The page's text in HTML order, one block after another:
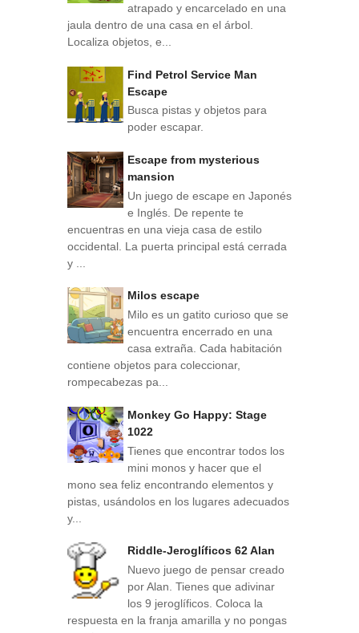
atrapado y encarcelado en una
jaula dentro de una casa en el árbol.
Localiza objetos, e...
Find Petrol Service Man
Escape
Busca pistas y objetos para
poder escapar.
Escape from mysterious
mansion
Un juego de escape en Japonés
e Inglés. De repente te
encuentras en una vieja casa de estilo
occidental. La puerta principal está cerrada
y ...
Milos escape
Milo es un gatito curioso que se
encuentra encerrado en una
casa extraña. Cada habitación
contiene objetos para coleccionar,
rompecabezas pa...
Monkey Go Happy: Stage
1022
Tienes que encontrar todos los
mini monos y hacer que el
mono sea feliz encontrando elementos y
pistas, usándolos en los lugares adecuados
y...
Riddle-Jeroglíficos 62 Alan
Nuevo juego de pensar creado
por Alan. Tienes que adivinar
los 9 jeroglíficos. Coloca la
respuesta en la franja amarilla y no pongas